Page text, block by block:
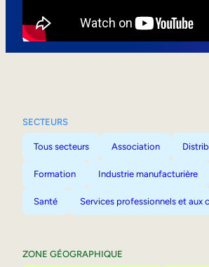
SECTEURS
Tous secteurs Association
Formation Industrie manufacturière
Santé Services professionnels et aux
ZONE GÉOGRAPHIQUE